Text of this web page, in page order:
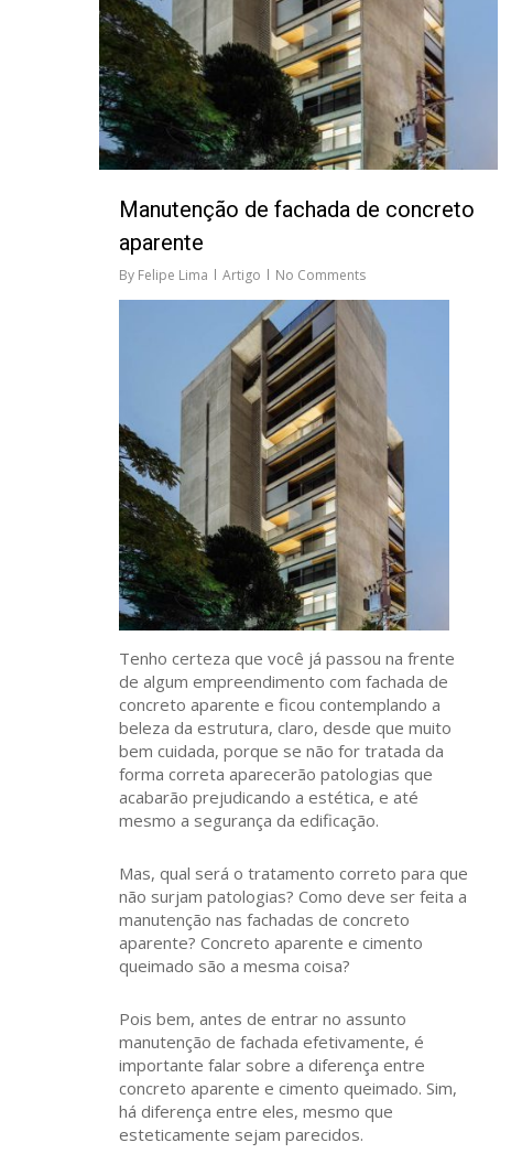
Manutenção de fachada de concreto
aparente
By Felipe Lima Artigo No Comments
Tenho certeza que você já passou na frente
de algum empreendimento com fachada de
concreto aparente e ficou contemplando a
beleza da estrutura, claro, desde que muito
bem cuidada, porque se não for tratada da
forma correta aparecerão patologias que
acabarão prejudicando a estética, e até
mesmo a segurança da edificação.
Mas, qual será o tratamento correto para que
não surjam patologias? Como deve ser feita a
manutenção nas fachadas de concreto
aparente? Concreto aparente e cimento
queimado são a mesma coisa?
Pois bem, antes de entrar no assunto
manutenção de fachada efetivamente, é
importante falar sobre a diferença entre
concreto aparente e cimento queimado. Sim,
há diferença entre eles, mesmo que
esteticamente sejam parecidos.